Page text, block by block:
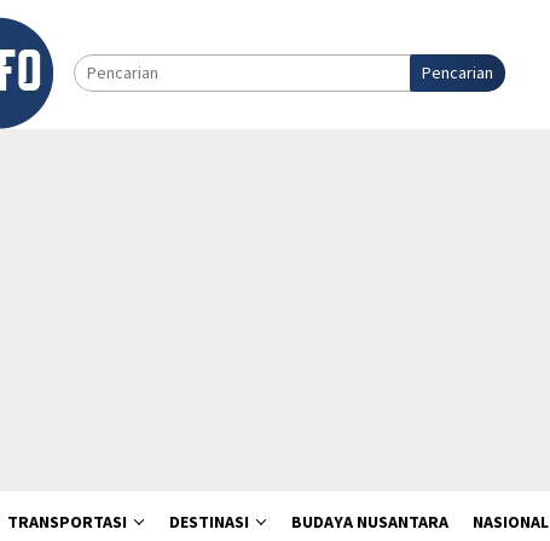
Pencarian
TRANSPORTASI DESTINASI BUDAYA NUSANTARA NASIONAL